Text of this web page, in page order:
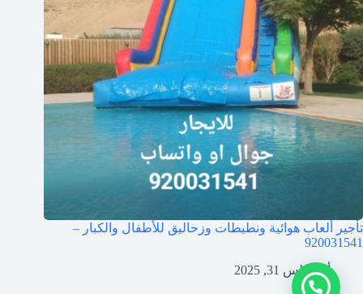
تأجير ألعاب هوائية ونطيطات وزحاليق للأطفال والكبار –
920031541
أغسطس 31, 2025